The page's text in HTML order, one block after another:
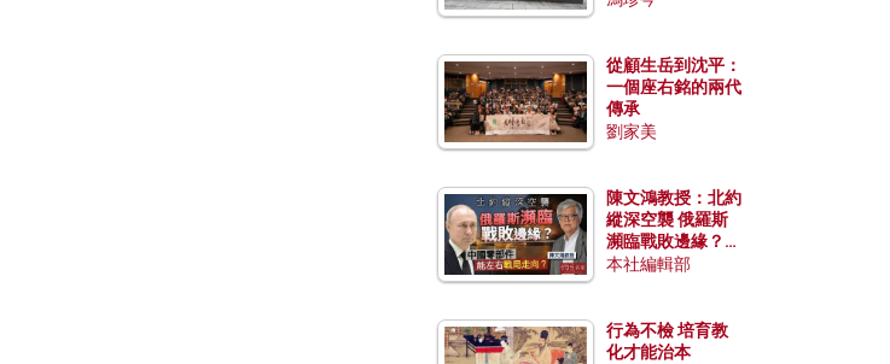
從顧生岳到沈平：
一個座右銘的兩代
傳承
劉家美
陳文鴻教授：北約
縱深空襲 俄羅斯
瀕臨戰敗邊緣？中
國零部件能左右戰
本社編輯部
行為不檢 培育教
化才能治本